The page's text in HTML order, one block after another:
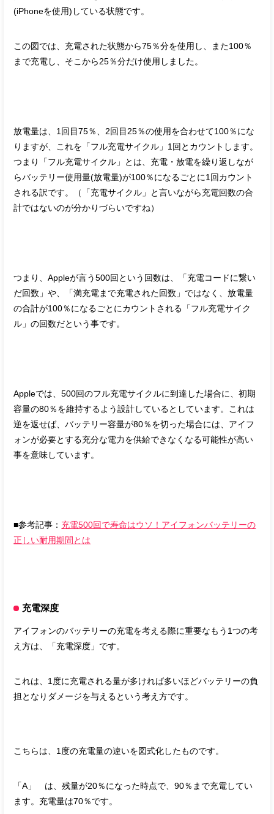
(iPhoneを使用)している状態です。
この図では、充電された状態から75％分を使用し、また100％
まで充電し、そこから25％分だけ使用しました。
放電量は、1回目75％、2回目25％の使用を合わせて100％にな
りますが、これを「フル充電サイクル」1回とカウントします。
つまり「フル充電サイクル」とは、充電・放電を繰り返しなが
らバッテリー使用量(放電量)が100％になるごとに1回カウント
される訳です。（「充電サイクル」と言いながら充電回数の合
計ではないのが分かりづらいですね）
つまり、Appleが言う500回という回数は、「充電コードに繋い
だ回数」や、「満充電まで充電された回数」ではなく、放電量
の合計が100％になるごとにカウントされる「フル充電サイク
ル」の回数だという事です。
Appleでは、500回のフル充電サイクルに到達した場合に、初期
容量の80％を維持するよう設計しているとしています。これは
逆を返せば、バッテリー容量が80％を切った場合には、アイフ
ォンが必要とする充分な電力を供給できなくなる可能性が高い
事を意味しています。
■参考記事： 充電500回で寿命はウソ！アイフォンバッテリーの
正しい耐用期間とは
充電深度
アイフォンのバッテリーの充電を考える際に重要なもう1つの考
え方は、「充電深度」です。
これは、1度に充電される量が多ければ多いほどバッテリーの負
担となりダメージを与えるという考え方です。
こちらは、1度の充電量の違いを図式化したものです。
「A」 は、残量が20％になった時点で、90％まで充電してい
ます。充電量は70％です。